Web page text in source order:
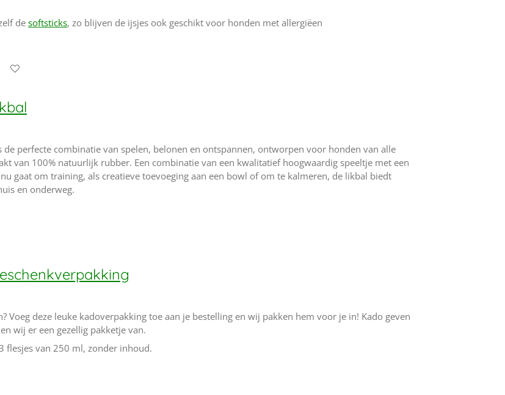
de softsticks, zo blijven de ijsjes ook geschikt voor honden met allergiëen
de perfecte combinatie van spelen, belonen en ontspannen, ontworpen voor honden van alle
van 100% natuurlijk rubber. Een combinatie van een kwalitatief hoogwaardig speeltje met een
gaat om training, als creatieve toevoeging aan een bowl of om te kalmeren, de likbal biedt
en onderweg.
Voeg deze leuke kadoverpakking toe aan je bestelling en wij pakken hem voor je in! Kado geven
wij er een gezellig pakketje van.
flesjes van 250 ml, zonder inhoud.